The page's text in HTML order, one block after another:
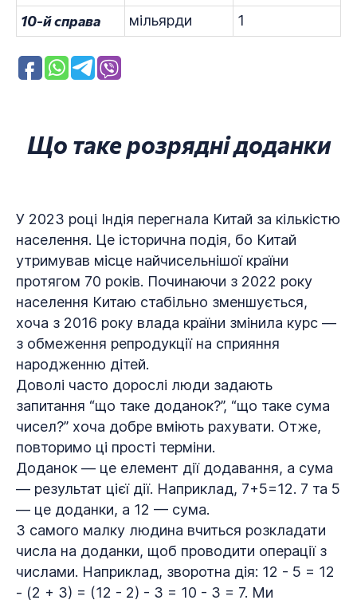
10-й справа мільярди 1
Що таке розрядні доданки
У 2023 році Індія перегнала Китай за кількістю
населення. Це історична подія, бо Китай
утримував місце найчисельнішої країни
протягом 70 років. Починаючи з 2022 року
населення Китаю стабільно зменшується,
хоча з 2016 року влада країни змінила курс —
з обмеження репродукції на сприяння
народженню дітей.
Доволі часто дорослі люди задають
запитання “що таке доданок?”, “що таке сума
чисел?” хоча добре вміють рахувати. Отже,
повторимо ці прості терміни.
Доданок — це елемент дії додавання, а сума
— результат цієї дії. Наприклад, 7+5=12. 7 та 5
— це доданки, а 12 — сума.
З самого малку людина вчиться розкладати
числа на доданки, щоб проводити операції з
числами. Наприклад, зворотна дія: 12 - 5 = 12
- (2 + 3) = (12 - 2) - 3 = 10 - 3 = 7. Ми